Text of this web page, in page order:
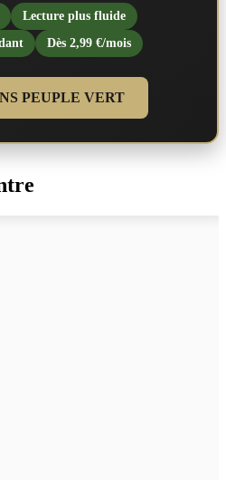
Lecture plus fluide
Dès 2,99 €/mois
PEUPLE VERT